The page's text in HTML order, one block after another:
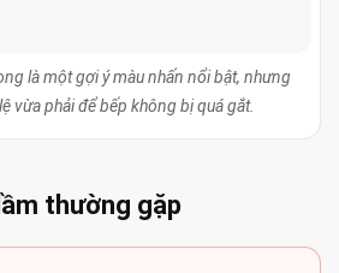
là một gợi ý màu nhấn nổi bật, nhưng
vừa phải để bếp không bị quá gắt.
thường gặp